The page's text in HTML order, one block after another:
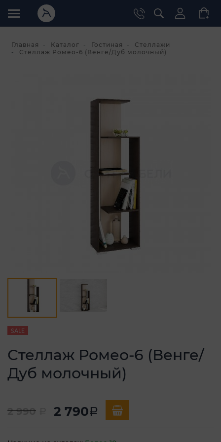
Главная Каталог Гостиная
Стеллажи
Стеллаж Ромео-6 (Венге/Дуб молочный)
SALE
Стеллаж Ромео-6 (Венге/
Дуб молочный)
2 990 2 790a